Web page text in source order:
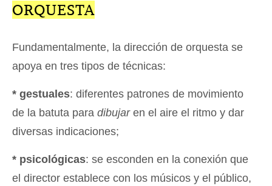
ORQUESTA
Fundamentalmente, la dirección de orquesta se
apoya en tres tipos de técnicas:
* gestuales: diferentes patrones de movimiento
de la batuta para dibujaren el aire el ritmo y dar
diversas indicaciones;
* psicológicas: se esconden en la conexión que
el director establece con los músicos y el público,